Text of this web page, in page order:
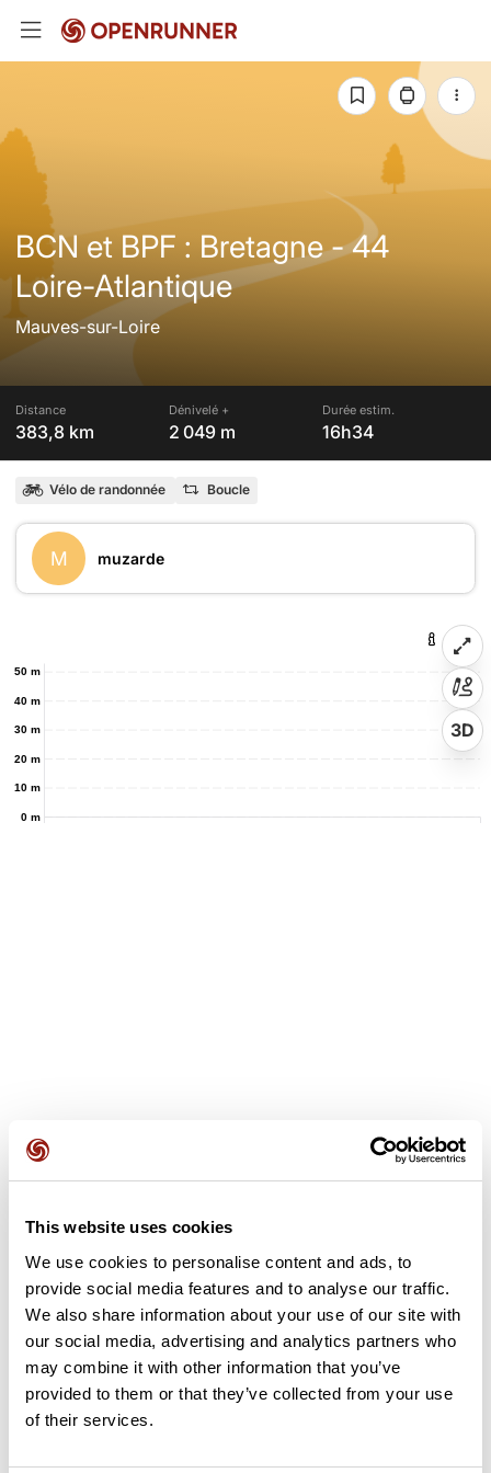
This website uses cookies
We use cookies to personalise content and ads, to
provide social media features and to analyse our traffic.
We also share information about your use of our site with
our social media, advertising and analytics partners who
may combine it with other information that you’ve
provided to them or that they’ve collected from your use
of their services.
BCN et BPF : Bretagne - 44
Loire-Atlantique
Mauves-sur-Loire
Distance
383,8 km
Dénivelé +
2 049 m
Durée estim.
16h34
Vélo de randonnée Boucle
M muzarde
0 m
10 m
20 m
30 m
40 m
50 m
3D
Ajouter un avis
Découvrez ce parcours de vélo de 383,8 km à proximité de